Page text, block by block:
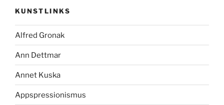
KUNSTLINKS
Alfred Gronak
Ann Dettmar
Annet Kuska
Appspressionismus